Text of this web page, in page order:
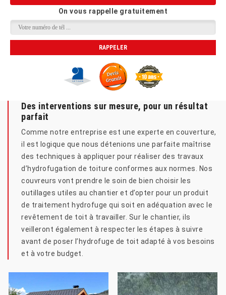
On vous rappelle gratuitement
Des interventions sur mesure, pour un résultat
parfait
Comme notre entreprise est une experte en couverture,
il est logique que nous détenions une parfaite maîtrise
des techniques à appliquer pour réaliser des travaux
d’hydrofugation de toiture conformes aux normes. Nos
couvreurs vont prendre le soin de bien choisir les
outillages utiles au chantier et d’opter pour un produit
de traitement hydrofuge qui soit en adéquation avec le
revêtement de toit à travailler. Sur le chantier, ils
veilleront également à respecter les étapes à suivre
avant de poser l’hydrofuge de toit adapté à vos besoins
et à votre budget.